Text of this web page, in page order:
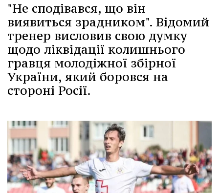
"Не сподівався, що він
виявиться зрадником". Відомий
тренер висловив свою думку
щодо ліквідації колишнього
гравця молодіжної збірної
України, який боровся на
стороні Росії.